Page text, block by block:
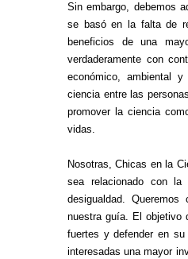
Sin embargo, debemos
se basó en la falta de
beneficios de una
verdaderamente con
económico, ambiental
ciencia entre las
promover la ciencia
vidas.
Nosotras, Chicas en la
sea relacionado con
desigualdad.
nuestra guía. El objetivo
fuertes y defender en
interesadas una mayor